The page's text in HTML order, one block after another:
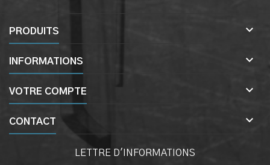
PRODUITS 
INFORMATIONS 
VOTRE COMPTE 
CONTACT 
LETTRE D'INFORMATIONS